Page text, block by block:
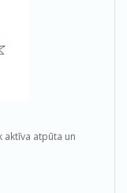
aktīva atpūta un